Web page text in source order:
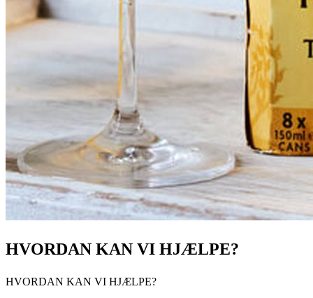
HVORDAN KAN VI HJÆLPE?
HVORDAN KAN VI HJÆLPE?